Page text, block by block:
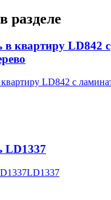
разделе
в квартиру LD842 с
LD1337
LD1337